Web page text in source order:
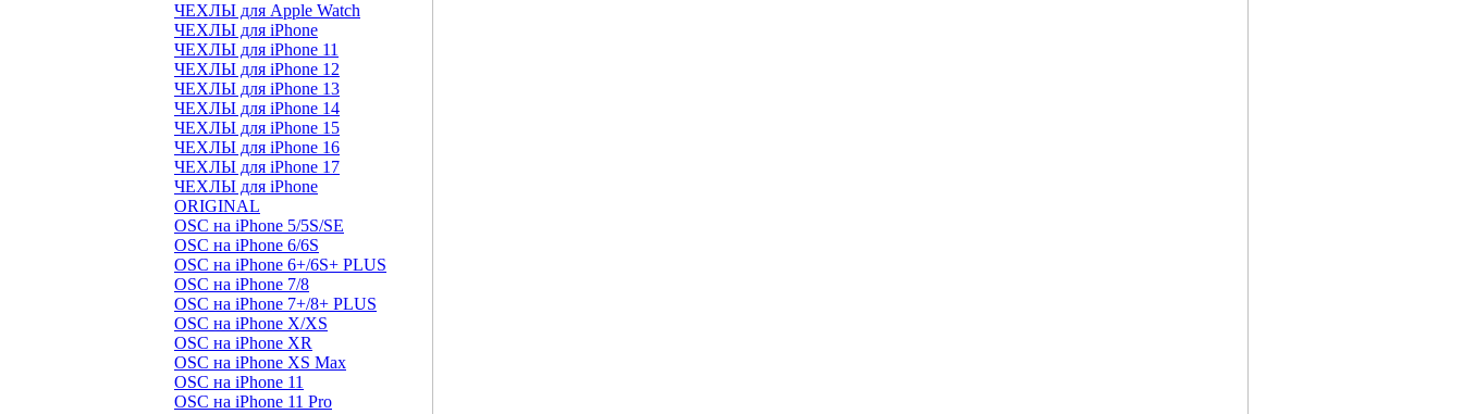
ЧЕХЛЫ для Apple Watch
ЧЕХЛЫ для iPhone
ЧЕХЛЫ для iPhone 11
ЧЕХЛЫ для iPhone 12
ЧЕХЛЫ для iPhone 13
ЧЕХЛЫ для iPhone 14
ЧЕХЛЫ для iPhone 15
ЧЕХЛЫ для iPhone 16
ЧЕХЛЫ для iPhone 17
ЧЕХЛЫ для iPhone
ORIGINAL
OSC на iPhone 5/5S/SE
OSC на iPhone 6/6S
OSC на iPhone 6+/6S+ PLUS
OSC на iPhone 7/8
OSC на iPhone 7+/8+ PLUS
OSC на iPhone X/XS
OSC на iPhone XR
OSC на iPhone XS Max
OSC на iPhone 11
OSC на iPhone 11 Pro